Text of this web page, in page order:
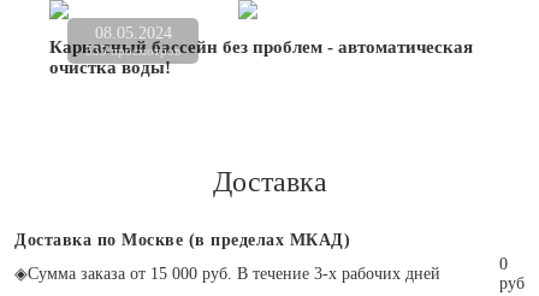
08.05.2024
535 просмотров
Каркасный бассейн без проблем - автоматическая
очистка воды!
Доставка
Доставка по Москве (в пределах МКАД)
◈Сумма заказа от 15 000 руб. В течение 3-х рабочих дней
0
руб